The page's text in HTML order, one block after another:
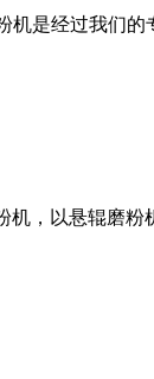
是经过我们
，以悬辊磨粉